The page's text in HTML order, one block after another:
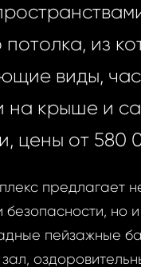
из
виды,
на крыше и
цены от 580
предлагает
безопасности, но
пейзажные